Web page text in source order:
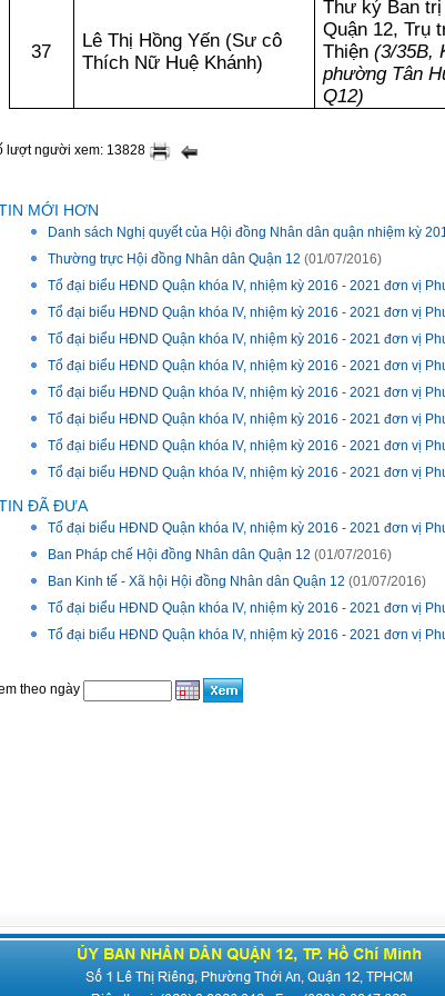
37
Lê Thị Hồng Yến (Sư cô
Thích Nữ Huệ Khánh)
Thư ký Ban
Quận 12, Trụ
Thiện (3/35B,
phường Tân
Q12)
lượt người xem: 13828
MỚI HƠN
Danh sách Nghị quyết của Hội đồng Nhân dân quận nhiệm kỳ
Thường trực Hội đồng Nhân dân Quận 12 (01/07/2016)
Tổ đại biểu HĐND Quận khóa IV, nhiệm kỳ 2016 - 2021 đơn vị
Tổ đại biểu HĐND Quận khóa IV, nhiệm kỳ 2016 - 2021 đơn vị
Tổ đại biểu HĐND Quận khóa IV, nhiệm kỳ 2016 - 2021 đơn vị
Tổ đại biểu HĐND Quận khóa IV, nhiệm kỳ 2016 - 2021 đơn vị
Tổ đại biểu HĐND Quận khóa IV, nhiệm kỳ 2016 - 2021 đơn vị
Tổ đại biểu HĐND Quận khóa IV, nhiệm kỳ 2016 - 2021 đơn vị
Tổ đại biểu HĐND Quận khóa IV, nhiệm kỳ 2016 - 2021 đơn vị
Tổ đại biểu HĐND Quận khóa IV, nhiệm kỳ 2016 - 2021 đơn vị
ĐÃ ĐƯA
Tổ đại biểu HĐND Quận khóa IV, nhiệm kỳ 2016 - 2021 đơn vị
Ban Pháp chế Hội đồng Nhân dân Quận 12 (01/07/2016)
Ban Kinh tế - Xã hội Hội đồng Nhân dân Quận 12 (01/07/2016)
Tổ đại biểu HĐND Quận khóa IV, nhiệm kỳ 2016 - 2021 đơn vị
Tổ đại biểu HĐND Quận khóa IV, nhiệm kỳ 2016 - 2021 đơn vị
theo ngày